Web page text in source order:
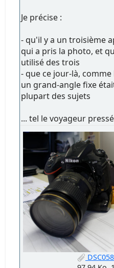
Je précise :
- qu'il y a un troisième
qui a pris la photo, et
utilisé des trois
- que ce jour-là,
un grand-angle fixe
plupart des sujets
... tel le voyageur